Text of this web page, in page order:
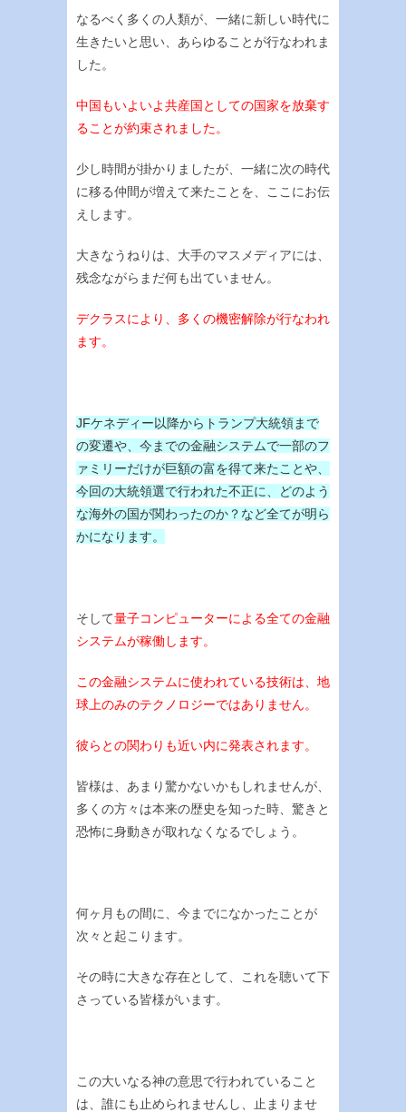
なるべく多くの人類が、一緒に新しい時代に
生きたいと思い、あらゆることが行なわれま
した。
中国もいよいよ共産国としての国家を放棄す
ることが約束されました。
少し時間が掛かりましたが、一緒に次の時代
に移る仲間が増えて来たことを、ここにお伝
えします。
大きなうねりは、大手のマスメディアには、
残念ながらまだ何も出ていません。
デクラスにより、多くの機密解除が行なわれ
ます。
JFケネディー以降からトランプ大統領まで
の変遷や、今までの金融システムで一部のフ
ァミリーだけが巨額の富を得て来たことや、
今回の大統領選で行われた不正に、どのよう
な海外の国が関わったのか？など全てが明ら
かになります。
そして量子コンピューターによる全ての金融
システムが稼働します。
この金融システムに使われている技術は、地
球上のみのテクノロジーではありません。
彼らとの関わりも近い内に発表されます。
皆様は、あまり驚かないかもしれませんが、
多くの方々は本来の歴史を知った時、驚きと
恐怖に身動きが取れなくなるでしょう。
何ヶ月もの間に、今までになかったことが
次々と起こります。
その時に大きな存在として、これを聴いて下
さっている皆様がいます。
この大いなる神の意思で行われていること
は、誰にも止められませんし、止まりませ